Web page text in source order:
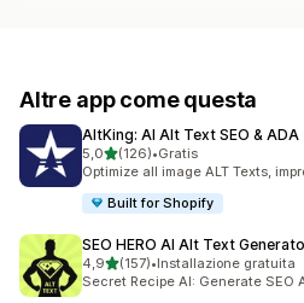
Altre app come questa
AltKing: AI Alt Text SEO & ADA
5,0stelle su 5
(126)
126 recensioni totali
•Gratis
Optimize all image ALT Texts,
Built for Shopify
SEO HERO AI Alt Text
4,9stelle su 5
(157)
157 recensioni totali
•Installazione gratuita
Secret Recipe AI: Generate SEO